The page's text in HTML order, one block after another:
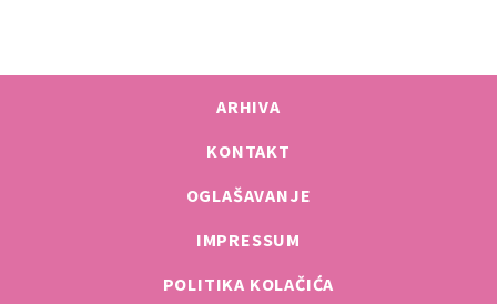
ARHIVA
KONTAKT
OGLAŠAVANJE
IMPRESSUM
POLITIKA KOLAČIĆA